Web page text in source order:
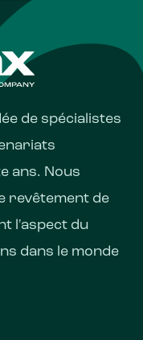
de spécialistes
ans. Nous
revêtement de
l'aspect du
dans le monde